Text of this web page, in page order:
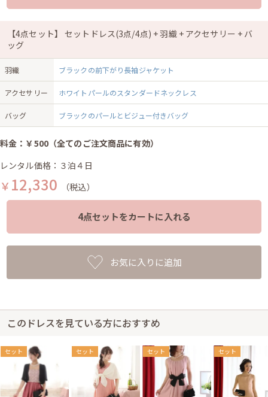
【4点セット】 セットドレス(3点/4点) + 羽織 + アクセサリー + バ
ッグ
羽織 ブラックの前下がり長袖ジャケット
アクセサリー ホワイトパールのスタンダードネックレス
バッグ ブラックのパールとビジュー付きバッグ
料金：￥500（全てのご注文商品に有効）
レンタル価格：３泊４日
￥ 12,330 （税込）
4点セットをカートに入れる
お気に入りに追加
このドレスを見ている方におすすめ
セット セット セット セット